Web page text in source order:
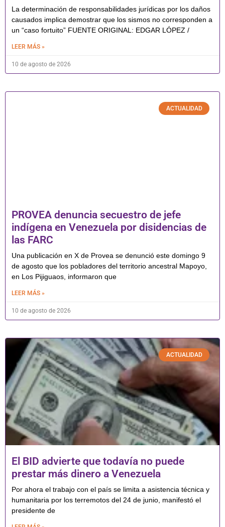
La determinación de responsabilidades jurídicas por los daños
causados implica demostrar que los sismos no corresponden a
un “caso fortuito” FUENTE ORIGINAL: EDGAR LÓPEZ /
LEER MÁS »
10 de agosto de 2026
ACTUALIDAD
PROVEA denuncia secuestro de jefe
indígena en Venezuela por disidencias de
las FARC
Una publicación en X de Provea se denunció este domingo 9
de agosto que los pobladores del territorio ancestral Mapoyo,
en Los Pijiguaos, informaron que
LEER MÁS »
10 de agosto de 2026
ACTUALIDAD
El BID advierte que todavía no puede
prestar más dinero a Venezuela
Por ahora el trabajo con el país se limita a asistencia técnica y
humanitaria por los terremotos del 24 de junio, manifestó el
presidente de